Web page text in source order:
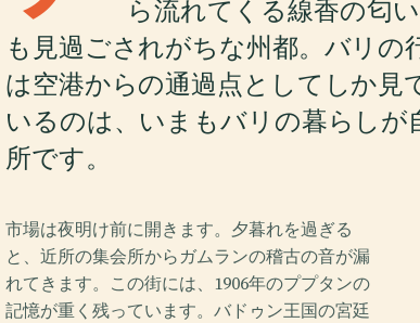
ら流れてくる線香の匂
も見過ごされがちな州都。バリ
は空港からの通過点としてしか見
いるのは、いまもバリの暮らし
所です。
市場は夜明け前に開きます。夕暮れを過ぎる
と、近所の集会所からガムランの稽古の音が漏
れてきます。この街には、1906年のププタンの
記憶が重く残っています。バドゥン王国の宮廷